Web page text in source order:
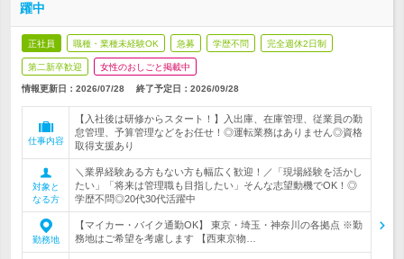
躍中
正社員 職種・業種未経験OK 急募 学歴不問 完全週休2日制
第二新卒歓迎 女性のおしごと掲載中
情報更新日：2026/07/28 終了予定日： 2026/09/28
仕事内容
【入社後は研修からスタート！】入出庫、在庫管理、従業員の勤
怠管理、予算管理などをお任せ！◎運転業務はありません◎資格
取得支援あり
対象と
なる方
＼業界経験ある方もない方も幅広く歓迎！／「現場経験を活かし
たい」「将来は管理職も目指したい」そんな志望動機でOK！◎
学歴不問◎20代30代活躍中
勤務地
【マイカー・バイク通勤OK】 東京・埼玉・神奈川の各拠点 ※勤
務地はご希望を考慮します 【西東京物…